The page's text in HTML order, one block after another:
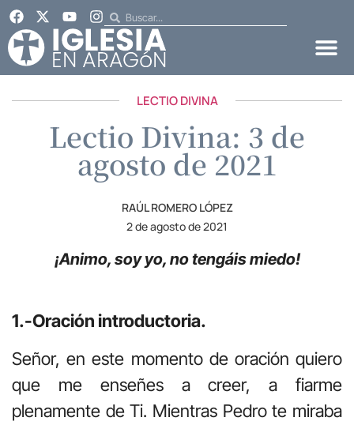
LECTIO DIVINA
Lectio Divina: 3 de
agosto de 2021
RAÚL ROMERO LÓPEZ
2 de agosto de 2021
¡Animo, soy yo, no tengáis miedo!
1.-Oración introductoria.
Señor, en este momento de oración quiero
que me enseñes a creer, a fiarme
plenamente de Ti. Mientras Pedro te miraba